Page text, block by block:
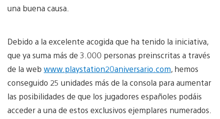
una buena causa.
Debido a la excelente acogida que ha tenido la iniciativa,
que ya suma más de 3.000 personas preinscritas a través
de la web www.playstation20aniversario.com, hemos
conseguido 25 unidades más de la consola para aumentar
las posibilidades de que los jugadores españoles podáis
acceder a una de estos exclusivos ejemplares numerados.